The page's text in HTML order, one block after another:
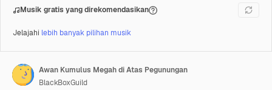
Musik gratis yang direkomendasikan
Jelajahi lebih banyak pilihan musik
Awan Kumulus Megah di Atas Pegunungan
BlackBoxGuild